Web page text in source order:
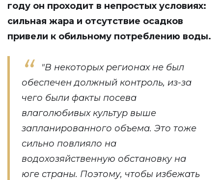
году он проходит в непростых условиях:
сильная жара и отсутствие осадков
привели к обильному потреблению воды.
"В некоторых регионах не был
обеспечен должный контроль, из-за
чего были факты посева
влаголюбивых культур выше
запланированного объема. Это тоже
сильно повлияло на
водохозяйственную обстановку на
юге страны. Поэтому, чтобы избежать